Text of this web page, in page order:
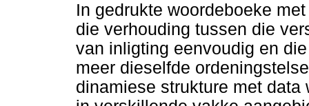
In gedrukte woordeboeke
die verhouding tussen die
van inligting eenvoudig en
meer dieselfde
dinamiese strukture met